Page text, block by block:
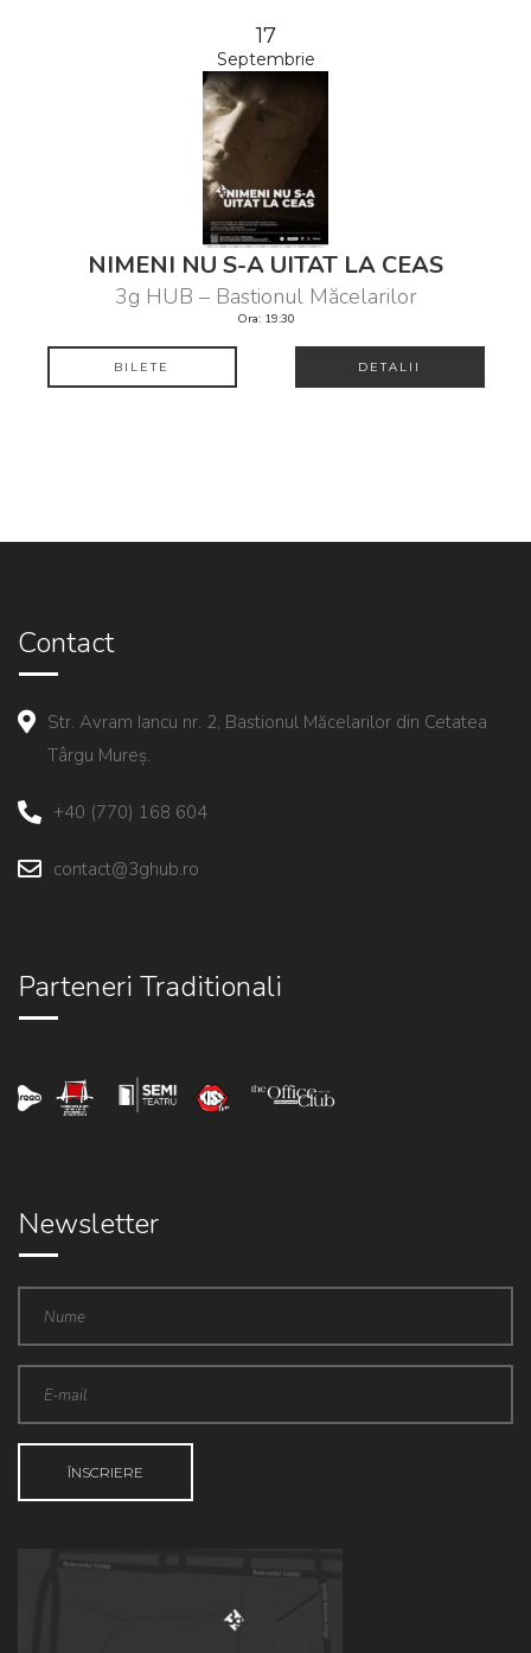
17
Septembrie
NIMENI NU S-A UITAT LA CEAS
3g HUB – Bastionul Măcelarilor
Ora: 19:30
BILETE DETALII
Contact
Str. Avram Iancu nr. 2, Bastionul Măcelarilor din Cetatea
Târgu Mureș.
+40 (770) 168 604
contact@3ghub.ro
Parteneri Traditionali
Newsletter